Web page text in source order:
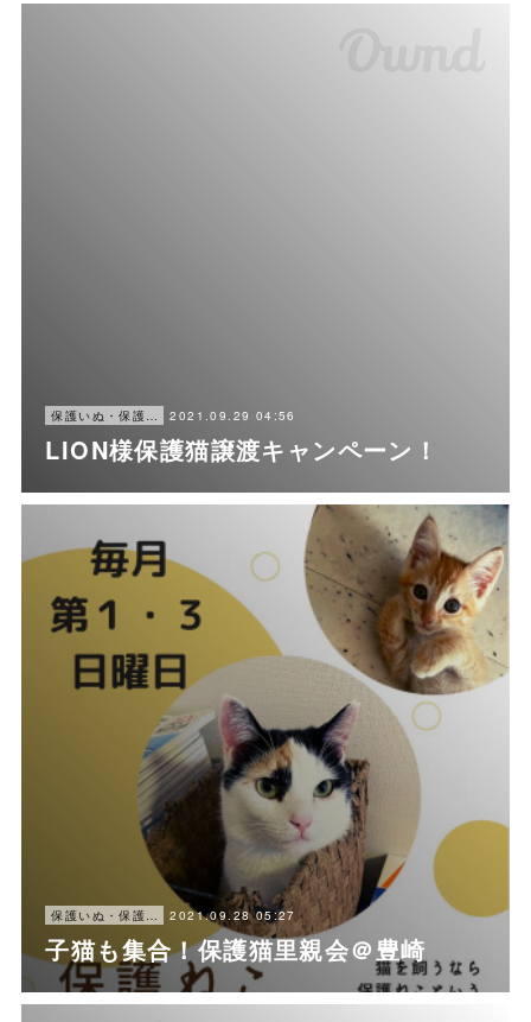
保護いぬ・保護ねこ情報・譲渡会情報 2021.09.29 04:56
LION様保護猫譲渡キャンペーン！
保護いぬ・保護ねこ情報・譲渡会情報 2021.09.28 05:27
子猫も集合！保護猫里親会＠豊崎